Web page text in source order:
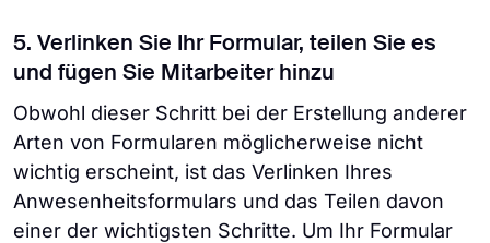
5. Verlinken Sie Ihr Formular, teilen Sie es
und fügen Sie Mitarbeiter hinzu
Obwohl dieser Schritt bei der Erstellung anderer
Arten von Formularen möglicherweise nicht
wichtig erscheint, ist das Verlinken Ihres
Anwesenheitsformulars und das Teilen davon
einer der wichtigsten Schritte. Um Ihr Formular